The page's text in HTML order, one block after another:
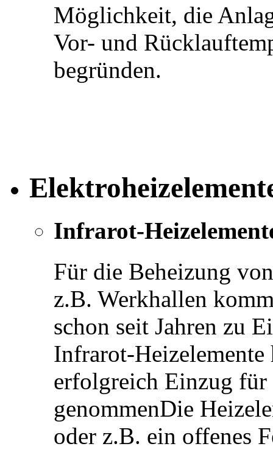
Möglichkeit, die
Vor- und
begründen.
Infrarot-
Für die Beheizung
z.B. Werkhallen
schon seit Jahren zu
Infrarot-Heizelemente
erfolgreich Einzug für
genommenDie
oder z.B. ein offenes